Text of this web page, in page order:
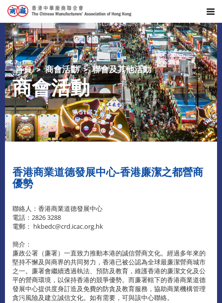
首頁 商會活動 聯會及其他活動
商會活動
香港商業道德發展中心-香港廉潔之都營商
優勢
聯絡人：香港商業道德發展中心
電話：2826 3288
電郵： hkbedc@crd.icac.org.hk
簡介：
廉政公署（廉署）一直致力推動本港的誠信營商文化。經過多年來的
堅持不懈及與商界的共同努力，香港已被公認為全球最廉潔營商城市
之一。廉署會繼續透過執法、預防及教育，維護香港的廉潔文化及公
平的營商環境，以保持香港的競爭優勢。而廉署轄下的香港商業道德
發展中心提供度身訂造及免費的防貪及教育服務，協助商業機構管理
貪污風險及建立誠信文化。如有需要，可與該中心聯絡。